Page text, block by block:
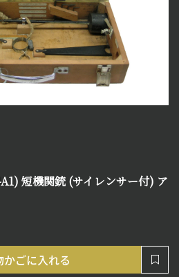
短機関銃 (サイレンサー付) ア